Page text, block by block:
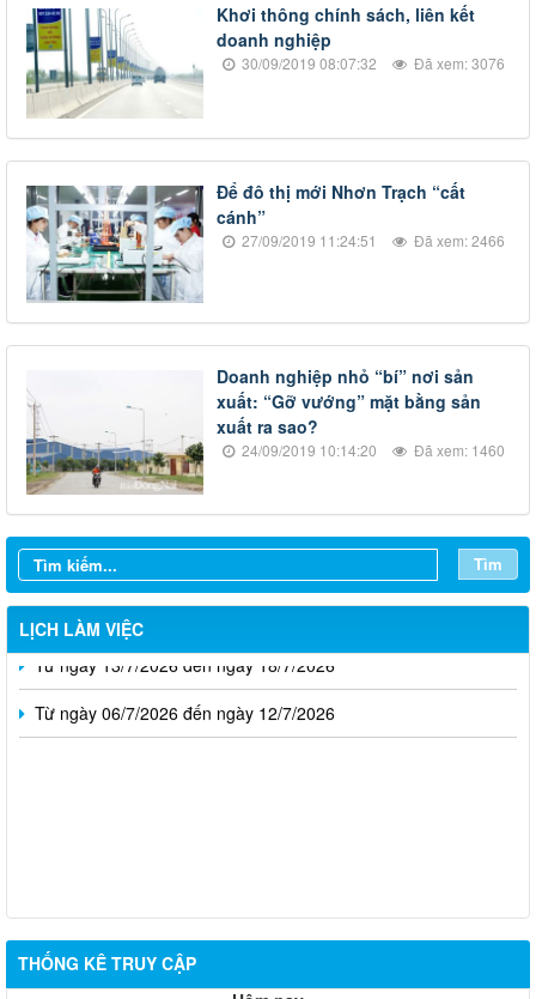
​​Khơi thông chính sách, liên kết
doanh nghiệp
30/09/2019 08:07:32 Đã xem: 3076
Để đô thị mới Nhơn Trạch “cất
cánh”
27/09/2019 11:24:51 Đã xem: 2466
​Doanh nghiệp nhỏ “bí” nơi sản
xuất: “Gỡ vướng” mặt bằng sản
xuất ra sao?
24/09/2019 10:14:20 Đã xem: 1460
Tìm
LỊCH LÀM VIỆC
Từ ngày 03/8/2026 đến ngày 09/8/2026
Từ ngày 27/7/2026 đến ngày 02/8/2026
Từ ngày 20/7/2026 đến ngày 26/7/2026
Từ ngày 13/7/2026 đến ngày 18/7/2026
Từ ngày 06/7/2026 đến ngày 12/7/2026
THỐNG KÊ TRUY CẬP